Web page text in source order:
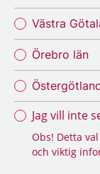
Västra
Örebro län
Jag vill inte
Obs! Detta
och viktig